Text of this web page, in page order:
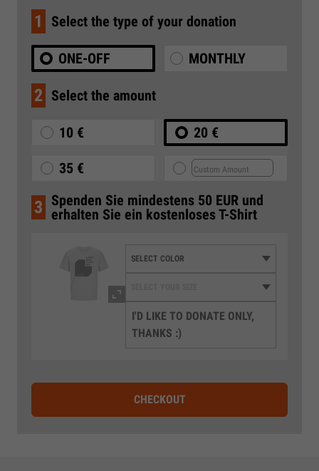
1 Select the type of your donation
ONE-OFF MONTHLY
2 Select the amount
10 € 20 €
35 €
3 Spenden Sie mindestens 50 EUR und
erhalten Sie ein kostenloses T-Shirt
I'D LIKE TO DONATE ONLY,
THANKS :)
CHECKOUT